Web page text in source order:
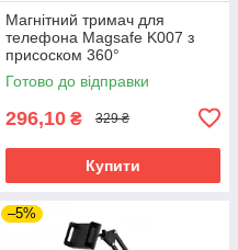
Магнітний тримач для
телефона Magsafe K007 з
присоском 360°
Готово до відправки
296,10 ₴ 329 ₴
Купити
–5%